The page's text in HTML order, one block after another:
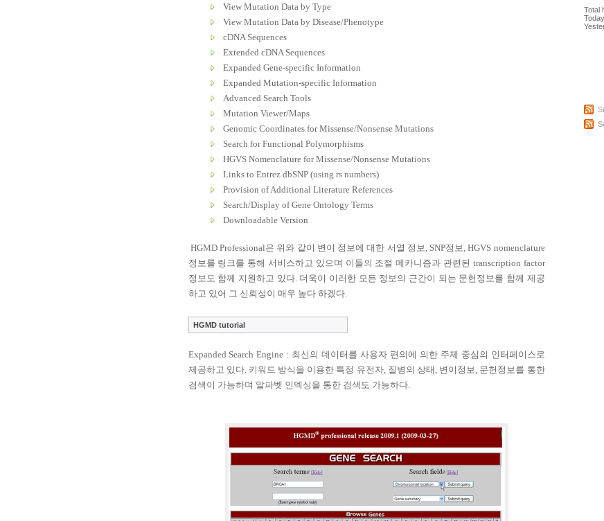
View Mutation Data by Type
View Mutation Data by Disease/Phenotype
cDNA Sequences
Extended cDNA Sequences
Expanded Gene-specific Information
Expanded Mutation-specific Information
Advanced Search Tools
Mutation Viewer/Maps
Genomic Coordinates for Missense/Nonsense Mutations
Search for Functional Polymorphisms
HGVS Nomenclature for Missense/Nonsense Mutations
Links to Entrez dbSNP (using rs numbers)
Provision of Additional Literature References
Search/Display of Gene Ontology Terms
Downloadable Version
HGMD Professional은 위와 같이 변이 정보에 대한 서열 정보 , SNP정보 , HGVS nomenclature
정보를 링크를 통해 서비스하고 있으며 이들의 조절 메카니즘과 관련된 transcription factor
정보도 함께 지원하고 있다. 더욱이 이러한 모든 정보의 근간이 되는 문헌정보를 함께 제공
하고 있어 그 신뢰성이 매우 높다 하겠다.
HGMD tutorial
Expanded Search Engine : 최신의 데이터를 사용자 편의에 의한 주제 중심의 인터페이스로
제공하고 있다. 키워드 방식을 이용한 특정 유전자, 질병의 상태 변이정보 문헌정보를 통한
검색이 가능하며 알파벳 인덱싱을 통한 검색도 가능하다.
Total